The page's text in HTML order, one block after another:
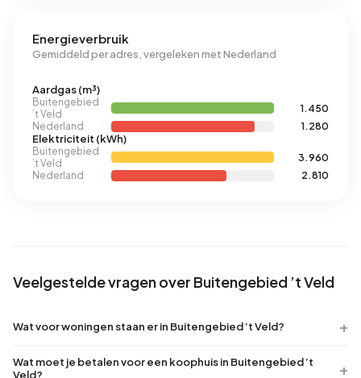
Energieverbruik
Gemiddeld per adres, vergeleken met Nederland
Aardgas (m³)
Buitengebied
’t Veld
1.450
Nederland
1.280
Elektriciteit (kWh)
Buitengebied
’t Veld
3.960
Nederland
2.810
Veelgestelde vragen over Buitengebied ’t Veld
Wat voor woningen staan er in Buitengebied ’t Veld?
Wat moet je betalen voor een koophuis in Buitengebied ’t
Veld?